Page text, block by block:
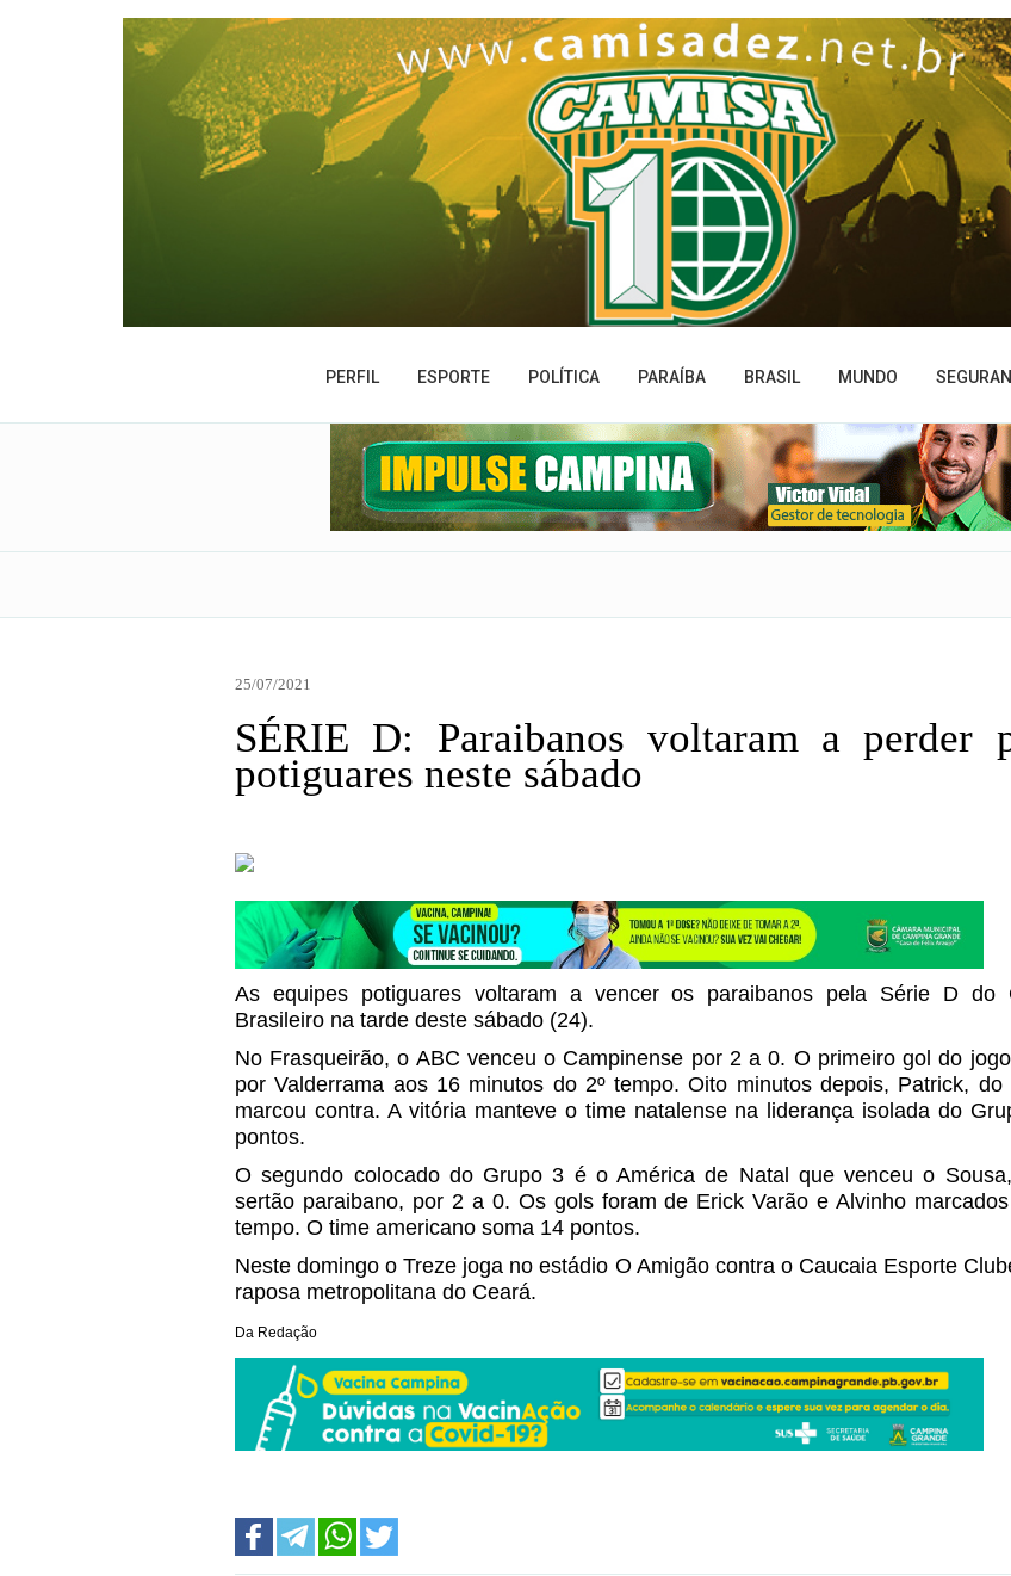
PERFIL ESPORTE POLÍTICA PARAÍBA BRASIL MUNDO
25/07/2021
SÉRIE D: Paraibanos voltaram a perder
potiguares neste sábado
As equipes potiguares voltaram a vencer os paraibanos pela Série D do
Brasileiro na tarde deste sábado (24).
No Frasqueirão, o ABC venceu o Campinense por 2 a 0. O primeiro gol do
por Valderrama aos 16 minutos do 2º tempo. Oito minutos depois, Patrick, do
marcou contra. A vitória manteve o time natalense na liderança isolada do
pontos.
O segundo colocado do Grupo 3 é o América de Natal que venceu o
sertão paraibano, por 2 a 0. Os gols foram de Erick Varão e Alvinho
tempo. O time americano soma 14 pontos.
Neste domingo o Treze joga no estádio O Amigão contra o Caucaia Esporte
raposa metropolitana do Ceará.
Da Redação